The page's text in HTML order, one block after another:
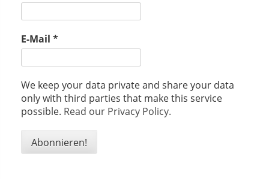
E-Mail *
We keep your data private and share your data
only with third parties that make this service
possible. Read our Privacy Policy.